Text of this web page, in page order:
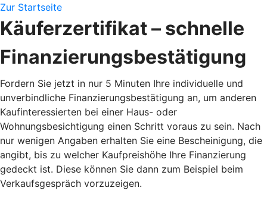
Zur Startseite
Käuferzertifikat – schnelle
Finanzierungsbestätigung
Fordern Sie jetzt in nur 5 Minuten Ihre individuelle und
unverbindliche Finanzierungsbestätigung an, um anderen
Kaufinteressierten bei einer Haus- oder
Wohnungsbesichtigung einen Schritt voraus zu sein. Nach
nur wenigen Angaben erhalten Sie eine Bescheinigung, die
angibt, bis zu welcher Kaufpreishöhe Ihre Finanzierung
gedeckt ist. Diese können Sie dann zum Beispiel beim
Verkaufsgespräch vorzuzeigen.